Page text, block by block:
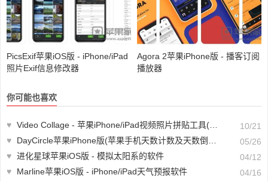
PicsExif苹果iOS版 - iPhone/iPad
照片Exif信息修改器
Agora 2苹果iPhone版 - 播客订阅
播放器
你可能也喜欢
♥ Video Collage - 苹果iPhone/iPad视频照片拼贴工具(含教程)
10/21
♥
DayCircle苹果iPhone版(苹果手机天数计数及天数倒计时软件)
05/26
♥ 进化星球苹果iOS版 - 模拟太阳系的软件
04/12
♥
Marline苹果iOS版 - iPhone/iPad天气预报软件
04/16